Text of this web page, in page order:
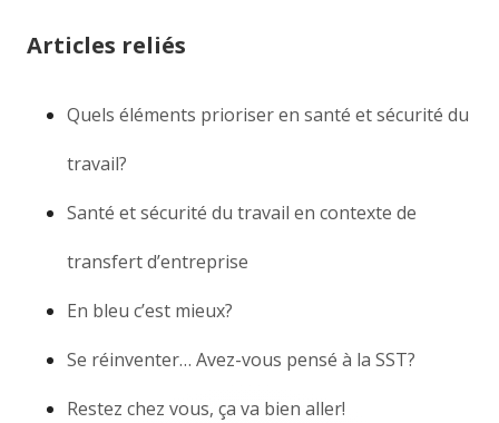
Articles reliés
Quels éléments prioriser en santé et sécurité du
travail?
Santé et sécurité du travail en contexte de
transfert d’entreprise
En bleu c’est mieux?
Se réinventer… Avez-vous pensé à la SST?
Restez chez vous, ça va bien aller!